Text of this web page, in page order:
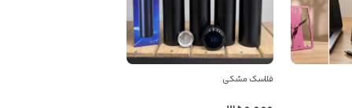
فلاسک مشکی